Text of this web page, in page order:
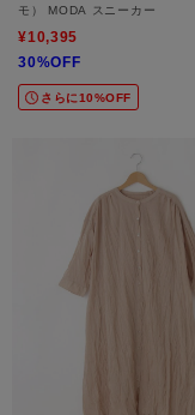
モ） MODA スニーカー
¥10,395
30%OFF
さらに10%OFF